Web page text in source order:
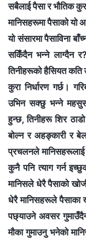
सबैलाई पैसा र भौतिक
मानिसहरूमा पैसाको यो
यो संसारमा पैसाविना
सकिँदैन भन्‍ने लाग्दैन
तिनीहरूको हैसियत कति
कुरा निर्धारण गर्छ।
उभिन सक्छु भन्‍ने
हुन्छ, तिनीहरू शिर
बोल्न र अहङ्कारी र
प्रचलनले मानिसहरूलाई
कुनै पनि त्याग गर्न
मानिसले धेरै पैसाको
धेरै मानिसहरूले पैसाका
पछ्याउने अवसर
मौका गुमाउनु भनेको